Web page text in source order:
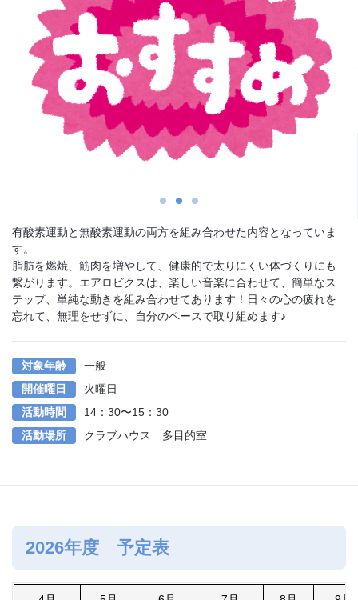
1 2 3
有酸素運動と無酸素運動の両方を組み合わせた内容となっていま
す。
脂肪を燃焼、筋肉を増やして、健康的で太りにくい体づくりにも
繋がります。エアロビクスは、楽しい音楽に合わせて、簡単なス
テップ、単純な動きを組み合わせてあります！日々の心の疲れを
忘れて、無理をせずに、自分のペースで取り組めます♪
対象年齢
一般
開催曜日
火曜日
活動時間
14：30〜15：30
活動場所
クラブハウス 多目的室
2026年度 予定表